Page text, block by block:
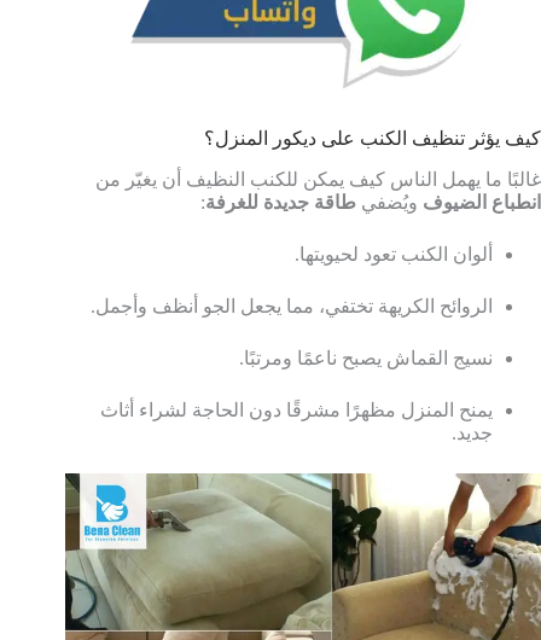
كيف يؤثر تنظيف الكنب على ديكور المنزل؟
غالبًا ما يهمل الناس كيف يمكن للكنب النظيف أن يغيّر من
انطباع الضيوف ويُضفي طاقة جديدة للغرفة:
ألوان الكنب تعود لحيويتها.
الروائح الكريهة تختفي، مما يجعل الجو أنظف وأجمل.
نسيج القماش يصبح ناعمًا ومرتبًا.
يمنح المنزل مظهرًا مشرقًا دون الحاجة لشراء أثاث
جديد.